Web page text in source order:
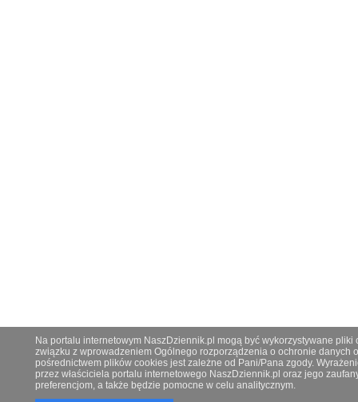
Na portalu internetowym NaszDziennik.pl mogą być wykorzystywane
związku z wprowadzeniem Ogólnego rozporządzenia o ochronie danych
pośrednictwem plików cookies jest zależne od Pani/Pana zgody.
przez właściciela portalu internetowego NaszDziennik.pl oraz jego
preferencjom, a także będzie pomocne w celu analitycznym.